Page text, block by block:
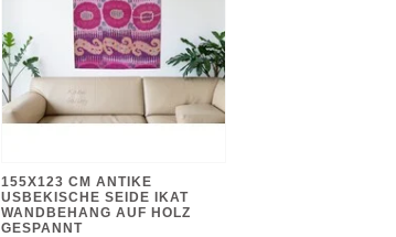
155X123 CM ANTIKE
USBEKISCHE SEIDE IKAT
WANDBEHANG AUF HOLZ
GESPANNT